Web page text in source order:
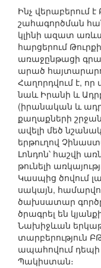
Ինչ վերաբերում
շահագործման
կլինի ազատ
հարցերում
առաջընթացի
արած
Հաղորդվում է,
նաև Իրանի և
(իրանական և
քաղաքների
ավելի մեծ
երթուղով
Լոնդոն՝ հաշվի
թունելի
Կասպից ծովում
սակայն,
ծախսատար
ծրագրել են
Նախիջևան
տարբերություն
ապահովում
Պակիստան։